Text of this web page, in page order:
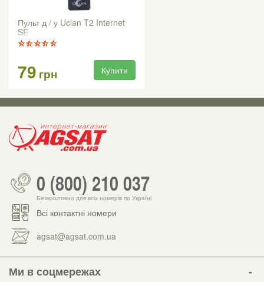
Пульт д / у Uclan T2 Internet
SE
79 грн Купити
0 (800) 210 037
Безкоштовно для всіх номерів по Україні
Всі контактні номери
agsat@agsat.com.ua
Ми в соцмережах